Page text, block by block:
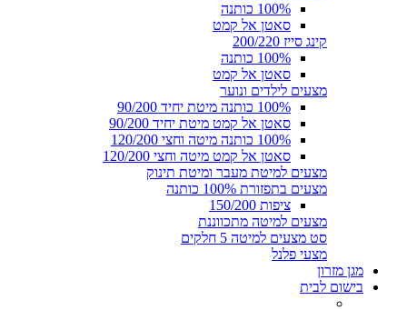
100% כותנה
סאטן אל קמט
קינג סייז 200/220
100% כותנה
סאטן אל קמט
מצעים לילדים ונוער
100% כותנה מיטת יחיד 90/200
סאטן אל קמט מיטת יחיד 90/200
100% כותנה מיטה וחצי 120/200
סאטן אל קמט מיטה וחצי 120/200
מצעים למיטת מעבר ומיטת תינוק
מצעים בתפזורת 100% כותנה
ציפות 150/200
מצעים למיטה מתכווננת
סט מצעים למיטה 5 חלקים
מצעי פלנל
מגן מזרון
בישום לבית